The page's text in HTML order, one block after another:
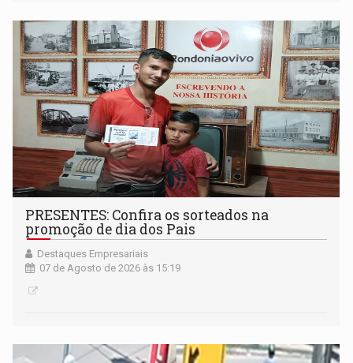
PRESENTES: Confira os sorteados na
promoção de dia dos Pais
Destaques Empresariais
07 de Agosto de 2026 às 15:19